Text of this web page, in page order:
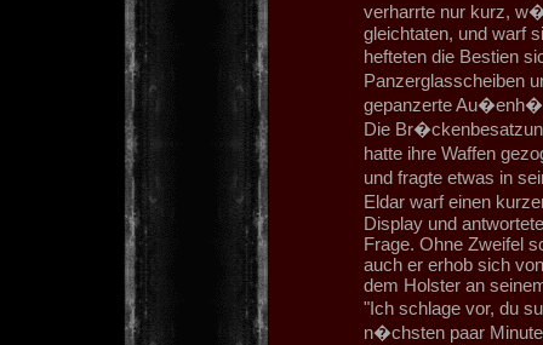
verharrte nur kurz,
gleichtaten, und warf
hefteten die Bestien
Panzerglasscheiben
gepanzerte
Die
hatte ihre Waffen
und fragte etwas in
Eldar warf einen
Display und
Frage. Ohne Zweifel
auch er erhob sich
dem Holster an
"Ich schlage vor, du
n�chsten paar